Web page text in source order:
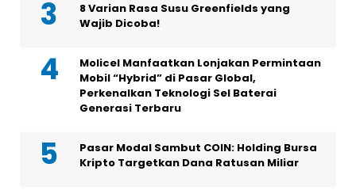
8 Varian Rasa Susu Greenfields yang
Wajib Dicoba!
Molicel Manfaatkan Lonjakan Permintaan
Mobil “Hybrid” di Pasar Global,
Perkenalkan Teknologi Sel Baterai
Generasi Terbaru
Pasar Modal Sambut COIN: Holding Bursa
Kripto Targetkan Dana Ratusan Miliar